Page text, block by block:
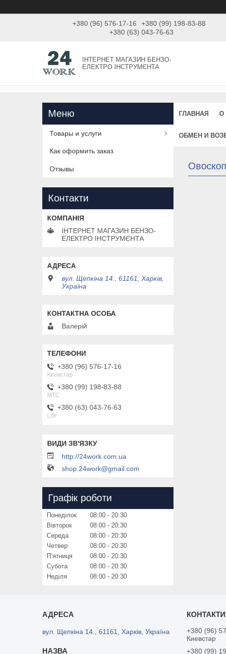
+380 (96) 576-17-16
+380 (99) 198-83-88
+380 (63) 043-76-63
ІНТЕРНЕТ МАГАЗИН БЕНЗО-
ЕЛЕКТРО ІНСТРУМЄНТА
ГЛАВНАЯ О
ОБМЕН И
Товары и услуги
Как оформить заказ
Отзывы
Контакти
ІНТЕРНЕТ МАГАЗИН БЕНЗО-
ЕЛЕКТРО ІНСТРУМЄНТА
вул. Щепкіна 14., 61161, Харків,
Україна
Валерій
+380 (96) 576-17-16
Киевстар
+380 (99) 198-83-88
MTC
+380 (63) 043-76-63
Life
http://24work.com.ua
shop.24work@gmail.com
Графік роботи
Понеділок 08:00
20:30
Вівторок
08:00
20:30
Середа
08:00
20:30
Четвер
08:00
20:30
Пʼятниця
08:00
20:30
Субота
08:00
20:30
Неділя
08:00 20:30
вул. Щепкіна 14., 61161, Харків, Україна
+380 (96)
Киевстар
+380 (99)